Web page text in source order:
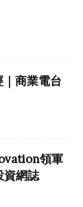
商業電台
領軍
網誌